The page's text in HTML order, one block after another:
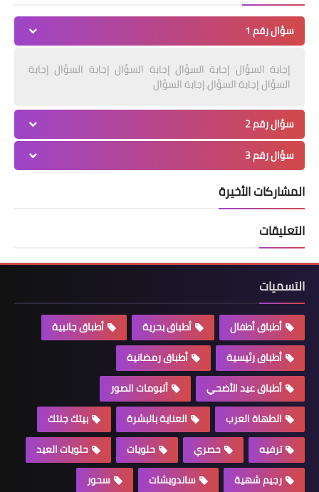
سؤال رقم 1
إجابة السؤال إجابة السؤال إجابة السؤال إجابة السؤال إجابة
السؤال إجابة السؤال إجابة السؤال
سؤال رقم 2
سؤال رقم 3
المشاركات الأخيرة
التعليقات
التسميات
أطباق أطفال أطباق بحرية
أطباق جانبية
أطباق رئيسية
أطباق رمضانية
أطباق عيد الأضحي
ألبومات الصور
الطهاة العرب
العناية بالبشرة
بيتك جنتك
ترفيه
حصري حلويات
حلويات العيد
رجيم شهية
ساندويشات سحور